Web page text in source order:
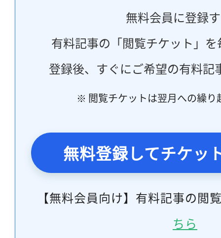
無料会員に登録
有料記事の「閲覧チケット」
登録後、すぐにご希望の有料記
※ 閲覧チケットは翌月への繰り
無料登録してチケッ
【無料会員向け】有料記事の閲
ちら